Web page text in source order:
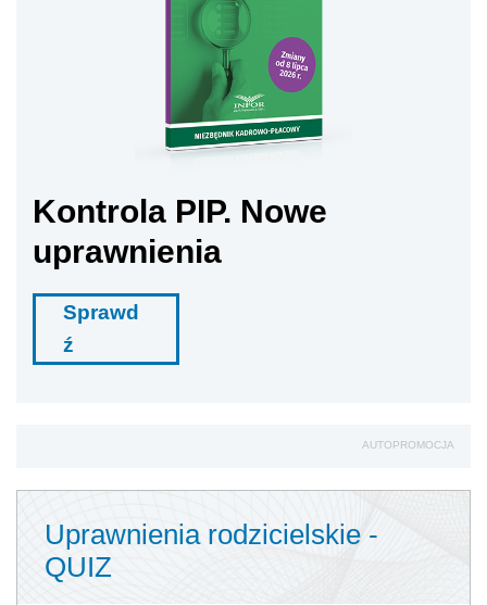
Uprawnienia rodzicielskie -
QUIZ
Jak zdobyć Certyfikat:
1
/
1
0
Ile tygodni urlopu macierzyńskiego
można maksymalnie wykorzystać
jeszcze przed porodem?